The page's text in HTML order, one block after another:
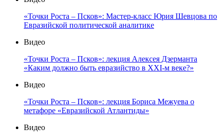
«Точки Роста – Псков»: Мастер-класс Юрия Шевцова по
Евразийской политической аналитике
Видео
«Точки Роста – Псков»: лекция Алексея Дзерманта
«Каким должно быть евразийство в XXI-м веке?»
Видео
«Точки Роста – Псков»: лекция Бориса Межуева о
метафоре «Евразийской Атлантиды»
Видео